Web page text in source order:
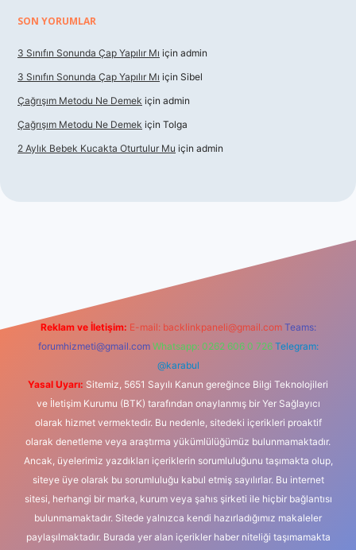
SON YORUMLAR
3 Sınıfın Sonunda Çap Yapılır Mı için admin
3 Sınıfın Sonunda Çap Yapılır Mı için Sibel
Çağrışım Metodu Ne Demek için admin
Çağrışım Metodu Ne Demek için Tolga
2 Aylık Bebek Kucakta Oturtulur Mu için admin
Reklam ve İletişim: E-mail: backlinkpaneli@gmail.com Teams:
forumhizmeti@gmail.com Whatsapp: 0262 606 0 726 Telegram:
@karabul
Yasal Uyarı: Sitemiz, 5651 Sayılı Kanun gereğince Bilgi Teknolojileri
ve İletişim Kurumu (BTK) tarafından onaylanmış bir Yer Sağlayıcı
olarak hizmet vermektedir. Bu nedenle, sitedeki içerikleri proaktif
olarak denetleme veya araştırma yükümlülüğümüz bulunmamaktadır.
Ancak, üyelerimiz yazdıkları içeriklerin sorumluluğunu taşımakta olup,
siteye üye olarak bu sorumluluğu kabul etmiş sayılırlar. Bu internet
sitesi, herhangi bir marka, kurum veya şahıs şirketi ile hiçbir bağlantısı
bulunmamaktadır. Sitede yalnızca kendi hazırladığımız makaleler
paylaşılmaktadır. Burada yer alan içerikler haber niteliği taşımamakta